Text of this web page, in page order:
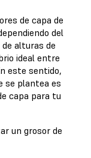
de capa de
del
alturas de
ideal entre
este sentido,
se plantea es
capa para tu
un grosor de